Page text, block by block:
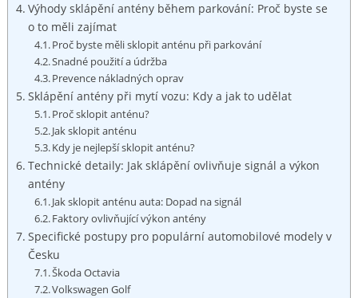
Výhody sklápění antény během parkování: Proč byste se
o to měli ‍zajímat
Proč‌ byste měli ‍sklopit​ anténu při parkování
Snadné ‌použití a ⁤údržba
Prevence nákladných oprav
Sklápění​ antény při mytí ‍vozu: Kdy a jak to ‍udělat
Proč sklopit anténu?
Jak sklopit⁤ anténu
Kdy je nejlepší sklopit anténu?
Technické detaily: Jak sklápění ovlivňuje signál a výkon
antény
Jak sklopit anténu auta: Dopad⁤ na signál
Faktory ovlivňující výkon antény
Specifické postupy pro populární automobilové modely v
Česku
Škoda Octavia
Volkswagen Golf